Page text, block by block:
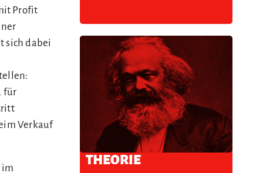
Profit
sich dabei
für
Verkauf
im
THEORIE